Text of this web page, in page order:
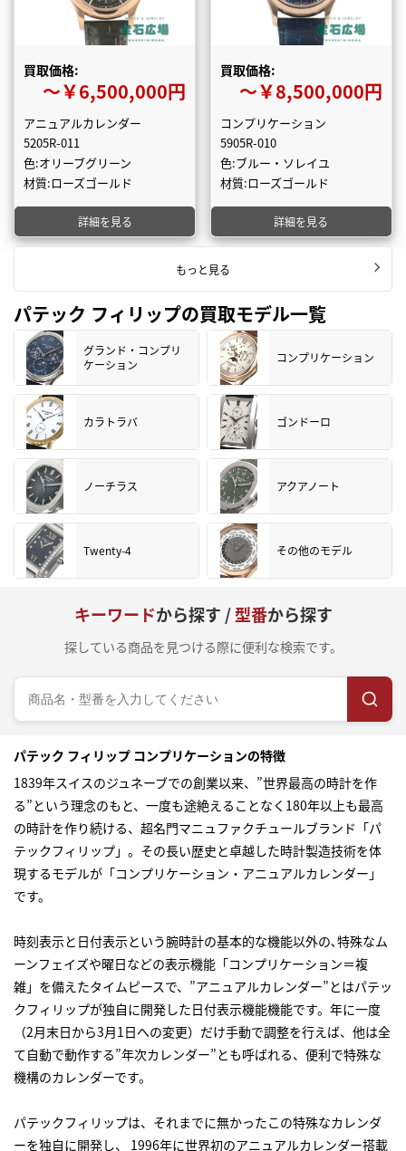
買取価格:
〜￥6,500,000円
アニュアルカレンダー
5205R-011
色:オリーブグリーン
材質:ローズゴールド
詳細を見る
買取価格:
〜￥8,500,000円
コンプリケーション
5905R-010
色:ブルー・ソレイユ
材質:ローズゴールド
詳細を見る
もっと見る
パテック フィリップの買取モデル一覧
グランド・コンプリ
ケーション
コンプリケーション
カラトラバ ゴンドーロ
ノーチラス アクアノート
Twenty-4 その他のモデル
キーワードから探す /型番から探す
探している商品を見つける際に便利な検索です。
パテック フィリップ コンプリケーションの特徴
1839年スイスのジュネーブでの創業以来、”世界最高の時計を作
る”という理念のもと、一度も途絶えることなく180年以上も最高
の時計を作り続ける、超名門マニュファクチュールブランド「パ
テックフィリップ」。その長い歴史と卓越した時計製造技術を体
現するモデルが「コンプリケーション・アニュアルカレンダー」
です。
時刻表示と日付表示という腕時計の基本的な機能以外の､特殊なム
ーンフェイズや曜日などの表示機能「コンプリケーション＝複
雑」を備えたタイムピースで、”アニュアルカレンダー”とはパテッ
クフィリップが独自に開発した日付表示機能機能です。年に一度
（2月末日から3月1日への変更）だけ手動で調整を行えば、他は全
て自動で動作する”年次カレンダー”とも呼ばれる、便利で特殊な
機構のカレンダーです。
パテックフィリップは、それまでに無かったこの特殊なカレンダ
ーを独自に開発し、 1996年に世界初のアニュアルカレンダー搭載